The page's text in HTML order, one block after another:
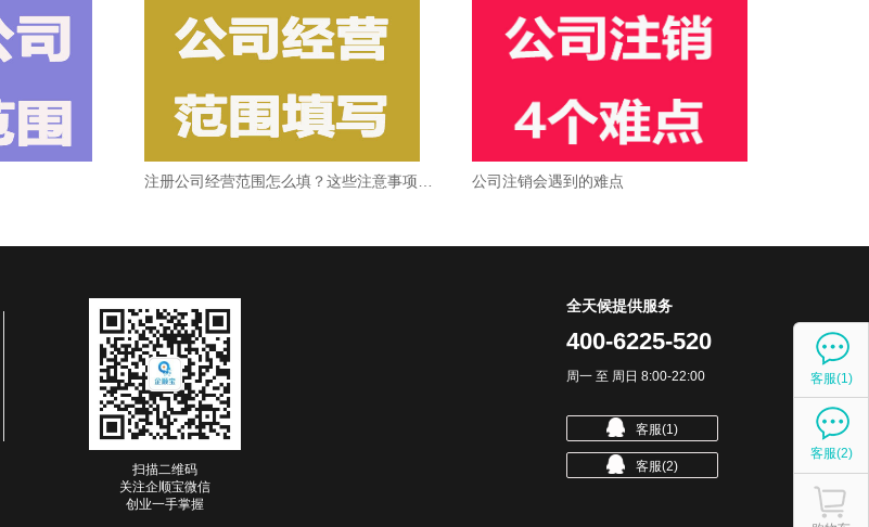
客服(1)
客服(2)
公司注册资金减资的流程
公司 公司注册名称有哪些要求呢
如何用周易取个好公司名
代理记账需要哪些资料和注意事项
公司记账报税流程是怎样呢?
新公司开办记账报税流程
公司注销会遇到的难点
扫描二维码
关注企顺宝微信
创业一手掌握
全天候提供服务
400-6225-520
周一 至 周日 8:00-22:00
客服(1)
客服(2)